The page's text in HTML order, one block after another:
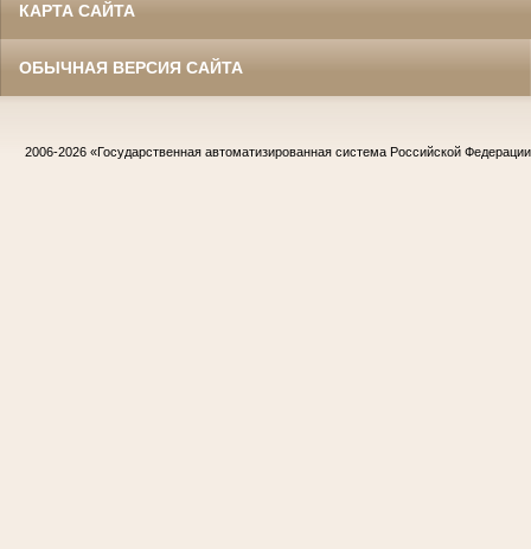
КАРТА САЙТА
ОБЫЧНАЯ ВЕРСИЯ САЙТА
2006-2026 «Государственная автоматизированная система Российской